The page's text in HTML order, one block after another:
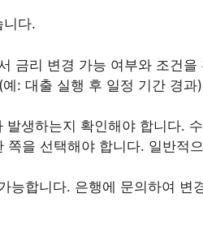
니다.
금리 변경 가능 여부와 조건을
: 대출 실행 후 일정 기간 경과
생하는지 확인해야 합니다.
을 선택해야 합니다. 일반적
합니다. 은행에 문의하여 변